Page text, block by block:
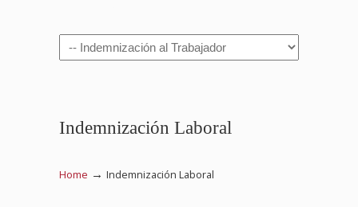
Navigation
Indemnización Laboral
Home → Indemnización Laboral